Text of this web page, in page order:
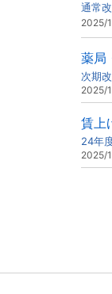
通常
2025/
薬局
次期
2025/
賃上
24年
2025/